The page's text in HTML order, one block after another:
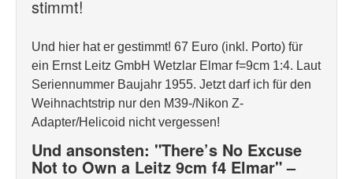
stimmt!
Und hier hat er gestimmt! 67 Euro (inkl. Porto) für
ein Ernst Leitz GmbH Wetzlar Elmar f=9cm 1:4. Laut
Seriennummer Baujahr 1955. Jetzt darf ich für den
Weihnachtstrip nur den M39-/Nikon Z-
Adapter/Helicoid nicht vergessen!
Und ansonsten: "There’s No Excuse
Not to Own a Leitz 9cm f4 Elmar" –